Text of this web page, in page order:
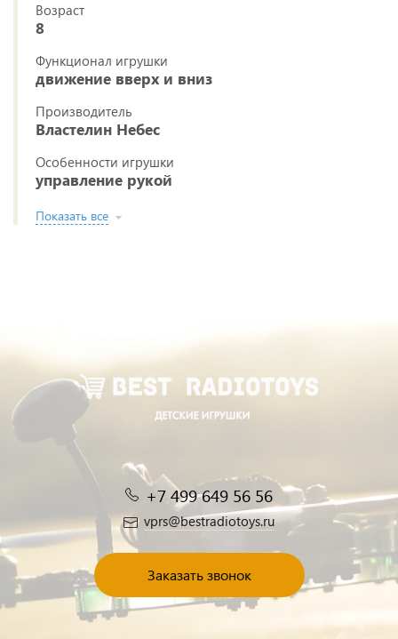
Возраст
8
Функционал игрушки
движение вверх и вниз
Производитель
Властелин Небес
Особенности игрушки
управление рукой
Показать все
+7 499 649 56 56
vprs@bestradiotoys.ru
Заказать звонок